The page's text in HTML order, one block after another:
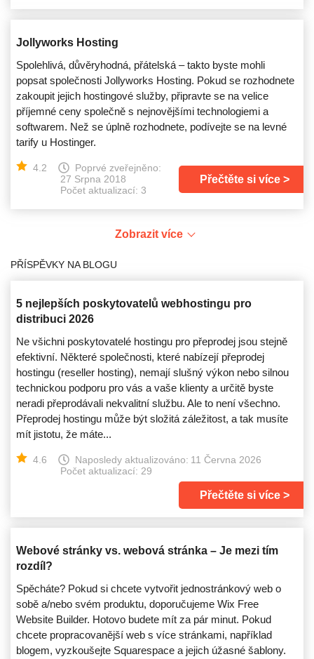
Jollyworks Hosting
Spolehlivá, důvěryhodná, přátelská – takto byste mohli
popsat společnosti Jollyworks Hosting. Pokud se rozhodnete
zakoupit jejich hostingové služby, připravte se na velice
příjemné ceny společně s nejnovějšími technologiemi a
softwarem. Než se úplně rozhodnete, podívejte se na levné
tarify u Hostinger.
4.2
Poprvé zveřejněno:
27 Srpna 2018
Počet aktualizací: 3
Přečtěte si více
Zobrazit více
PŘÍSPĚVKY NA BLOGU
5 nejlepších poskytovatelů webhostingu pro
distribuci 2026
Ne všichni poskytovatelé hostingu pro přeprodej jsou stejně
efektivní. Některé společnosti, které nabízejí přeprodej
hostingu (reseller hosting), nemají slušný výkon nebo silnou
technickou podporu pro vás a vaše klienty a určitě byste
neradi přeprodávali nekvalitní službu. Ale to není všechno.
Přeprodej hostingu může být složitá záležitost, a tak musíte
mít jistotu, že máte...
4.6 Naposledy aktualizováno: 11 Června 2026
Počet aktualizací: 29
Přečtěte si více
Webové stránky vs. webová stránka – Je mezi tím
rozdíl?
Spěcháte? Pokud si chcete vytvořit jednostránkový web o
sobě a/nebo svém produktu, doporučujeme Wix Free
Website Builder. Hotovo budete mít za pár minut. Pokud
chcete propracovanější web s více stránkami, například
blogem, vyzkoušejte Squarespace a jejich úžasné šablony.